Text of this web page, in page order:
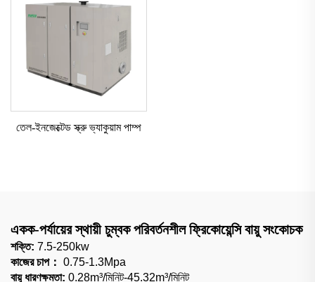
তেল-ইনজেক্টেড স্ক্রু ভ্যাকুয়াম পাম্প
একক-পর্যায়ের স্থায়ী চুম্বক পরিবর্তনশীল ফ্রিকোয়েন্সি বায়ু সংকোচক
শক্তি: 7.5-250kw
কাজের চাপ： 0.75-1.3Mpa
বায়ু ধারণক্ষমতা: 0.28m³/মিনিট-45.32m³/মিনিট